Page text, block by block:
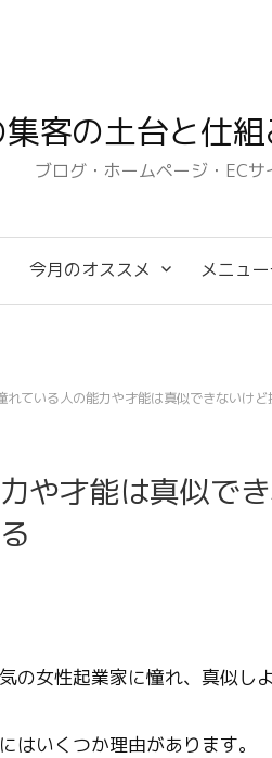
客の土台と仕
ブログ・ホームページ・EC
今月のオススメ メニュ
れている人の能力や才能は真似できないけ
や才能は真似で
の女性起業家に憧れ、真似し
はいくつか理由があります。